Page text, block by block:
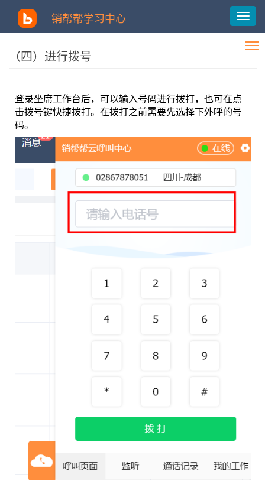
销帮帮学习中心
（四）进行拨号
登录坐席工作台后，可以输入号码进行拨打，也可在点
击拨号键快捷拨打。在拨打之前需要先选择下外呼的号
码。